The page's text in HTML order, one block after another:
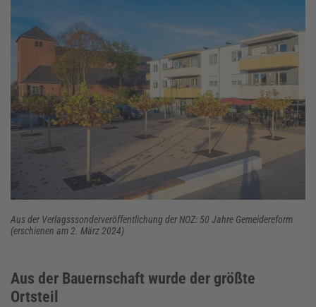
Aus der Verlagsssonderveröffentlichung der NOZ: 50 Jahre Gemeidereform
(erschienen am 2. März 2024)
Aus der Bauernschaft wurde der größte
Ortsteil